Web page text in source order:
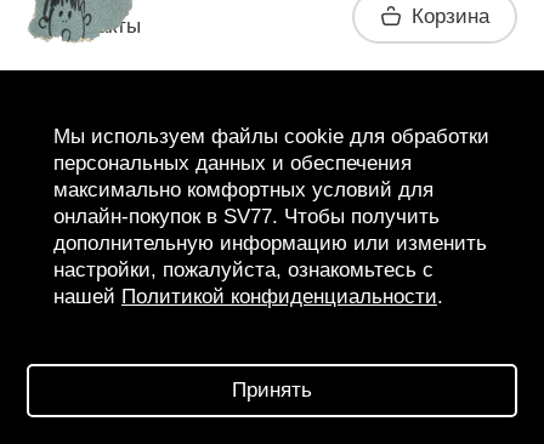
Контакты
SV BOUTIQUE
Корзина
Мы используем файлы cookie для обработки
персональных данных и обеспечения
максимально комфортных условий для
онлайн-покупок в SV77. Чтобы получить
дополнительную информацию или изменить
настройки, пожалуйста, ознакомьтесь с
нашей Политикой конфиденциальности.
Принять